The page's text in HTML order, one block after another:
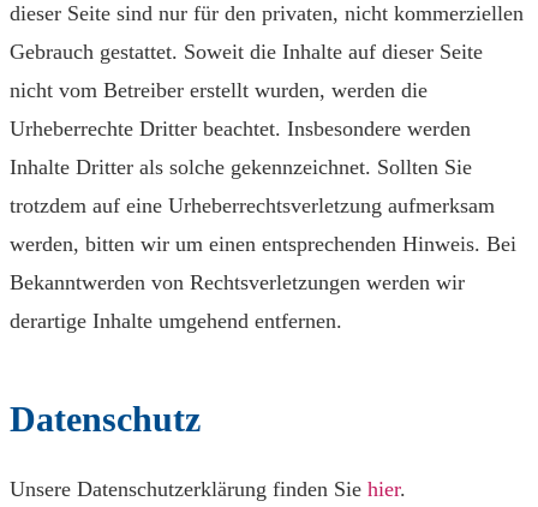
dieser Seite sind nur für den privaten, nicht kommerziellen
Gebrauch gestattet. Soweit die Inhalte auf dieser Seite
nicht vom Betreiber erstellt wurden, werden die
Urheberrechte Dritter beachtet. Insbesondere werden
Inhalte Dritter als solche gekennzeichnet. Sollten Sie
trotzdem auf eine Urheberrechtsverletzung aufmerksam
werden, bitten wir um einen entsprechenden Hinweis. Bei
Bekanntwerden von Rechtsverletzungen werden wir
derartige Inhalte umgehend entfernen.
Datenschutz
Unsere Datenschutzerklärung finden Sie hier.